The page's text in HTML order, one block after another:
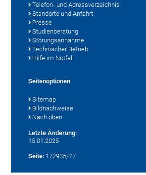
Telefon- und Adressverzeichnis
Standorte und Anfahrt
Presse
Studienberatung
Störungsannahme
Technischer Betrieb
Hilfe im Notfall
Seitenoptionen
Sitemap
Bildnachweise
Nach oben
Letzte Änderung:
15.01.2025
Seite: 172935/77